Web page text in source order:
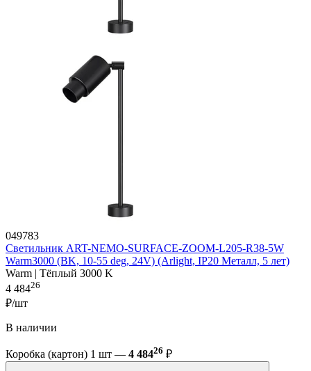
049783
Светильник ART-NEMO-SURFACE-ZOOM-L205-R38-5W
Warm3000 (BK, 10-55 deg, 24V) (Arlight, IP20 Металл, 5 лет)
Warm | Тёплый 3000 K
4 48426
₽/шт
В наличии
Коробка (картон) 1 шт — 4 48426 ₽